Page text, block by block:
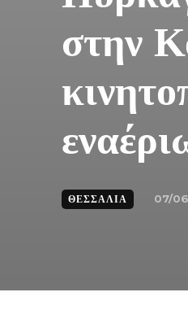
στην
ΘΕΣΣΑΛΊΑ 07/